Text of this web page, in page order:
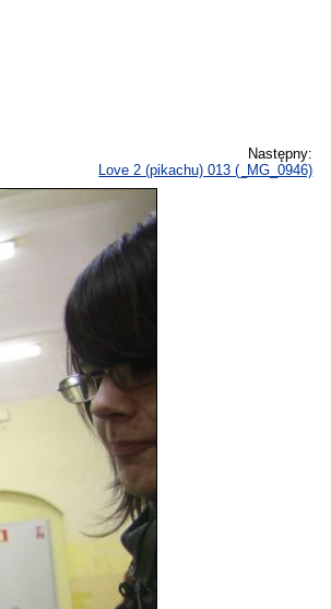
Następny:
Love 2 (pikachu) 013 (_MG_0946)